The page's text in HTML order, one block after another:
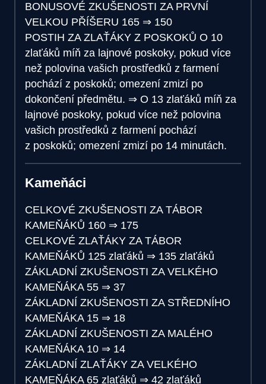
BONUSOVÉ ZKUŠENOSTI ZA PRVNÍ
VELKOU PŘÍŠERU 165 ⇒ 150
POSTIH ZA ZLAŤÁKY Z POSKOKŮ O 10
zlaťáků míň za lajnové poskoky, pokud více
než polovina vašich prostředků z farmení
pochází z poskoků; omezení zmizí po
dokončení předmětu. ⇒ O 13 zlaťáků míň za
lajnové poskoky, pokud více než polovina
vašich prostředků z farmení pochází
z poskoků; omezení zmizí po 14 minutách.
Kameňáci
CELKOVÉ ZKUŠENOSTI ZA TÁBOR
KAMEŇÁKŮ 160 ⇒ 175
CELKOVÉ ZLAŤÁKY ZA TÁBOR
KAMEŇÁKŮ 125 zlaťáků ⇒ 135 zlaťáků
ZÁKLADNÍ ZKUŠENOSTI ZA VELKÉHO
KAMEŇÁKA 55 ⇒ 37
ZÁKLADNÍ ZKUŠENOSTI ZA STŘEDNÍHO
KAMEŇÁKA 15 ⇒ 18
ZÁKLADNÍ ZKUŠENOSTI ZA MALÉHO
KAMEŇÁKA 10 ⇒ 14
ZÁKLADNÍ ZLAŤÁKY ZA VELKÉHO
KAMEŇÁKA 65 zlaťáků ⇒ 42 zlaťáků